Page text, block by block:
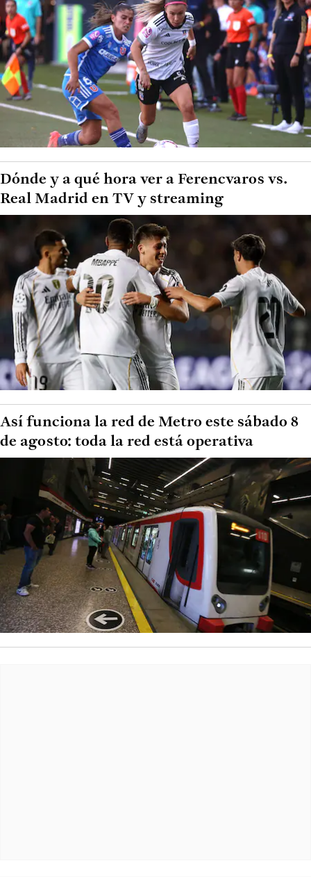
Dónde y a qué hora ver a Ferencvaros vs.
Real Madrid en TV y streaming
Así funciona la red de Metro este sábado 8
de agosto: toda la red está operativa